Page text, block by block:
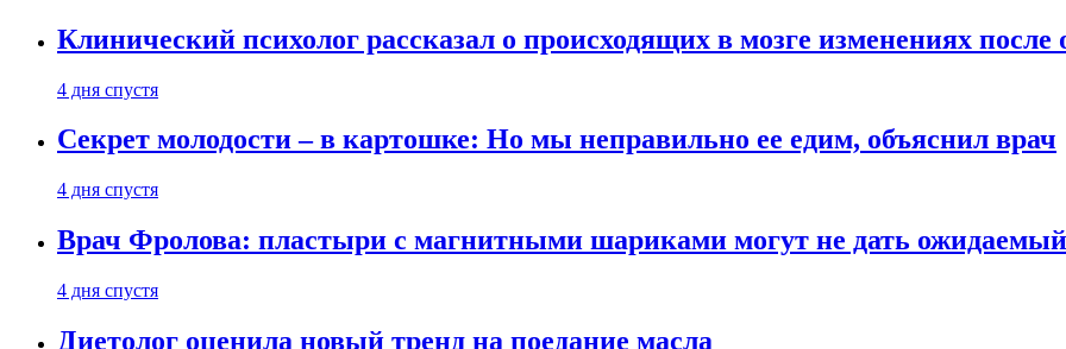
Клинический психолог рассказал о происходящих в мозге изменениях после
4 дня спустя
Секрет молодости – в картошке: Но мы неправильно ее едим, объяснил врач
4 дня спустя
Врач Фролова: пластыри с магнитными шариками могут не дать
4 дня спустя
Диетолог оценила новый тренд на поедание масла